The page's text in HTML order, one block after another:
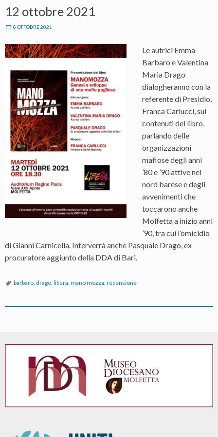
12 ottobre 2021
8 OTTOBRE 2021
Le autrici Emma
Barbaro e Valentina
Maria Drago
dialogheranno con la
referente di Presidio,
Franca Carlucci, sui
contenuti del libro,
parlando delle
organizzazioni
mafiose degli anni
’80 e ’90 attive nel
nord barese e degli
avvenimenti che
toccarono anche
Molfetta a inizio anni
’90, tra cui l’omicidio
di Gianni Carnicella. Interverrà anche Pasquale Drago, ex
procuratore aggiunto della DDA di Bari.
barbaro, drago, libera, mano mozza, recensione
v